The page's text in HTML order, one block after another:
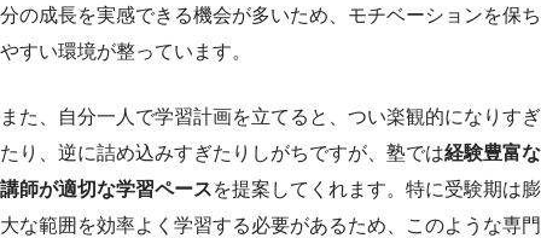
分の成長を実感できる機会が多いため、モチベーションを保ち
やすい環境が整っています。
また、自分一人で学習計画を立てると、つい楽観的になりすぎ
たり、逆に詰め込みすぎたりしがちですが、塾では経験豊富な
講師が適切な学習ペースを提案してくれます。特に受験期は膨
大な範囲を効率よく学習する必要があるため、このような専門